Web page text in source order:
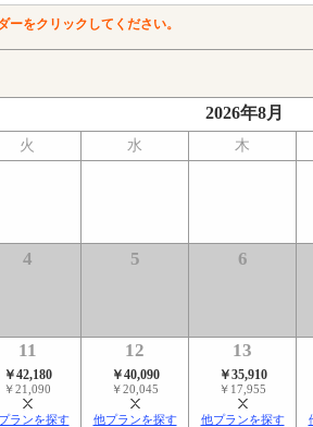
ーをクリックしてください。
2026年8月
火 水 木
4 5 6
11
￥42,180
￥21,090
ランを探す
12
￥40,090
￥20,045
他プランを探す
13
￥35,910
￥17,955
他プランを探す